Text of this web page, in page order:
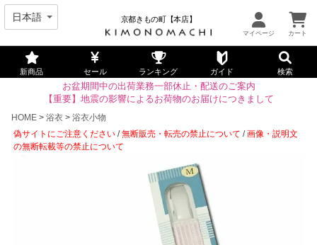
京都きもの町【本店】
新商品 セール ランキング ガイド 検索
お盆期間中の出荷業務一部休止・配送のご案内
【重要】地震の影響によるお荷物のお届けにつきまして
HOME
浴衣
浴衣小物
偽サイトにご注意ください /無断販売・転売の禁止について /画像・説明文
の無断転載等の禁止について